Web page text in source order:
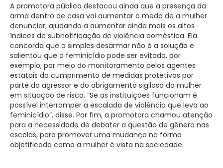
A promotora pública destacou ainda que a presença da
arma dentro de casa vai aumentar o medo de a mulher
denunciar, ajudando a aumentar ainda mais os altos
índices de subnotificação de violência doméstica. Ela
concorda que o simples desarmar não é a solução e
salientou que o feminicídio pode ser evitado, por
exemplo, por meio do monitoramento pelos agentes
estatais do cumprimento de medidas protetivas por
parte do agressor e do abrigamento sigiloso da mulher
em situação de risco. “Se as instituições funcionam é
possível interromper a escalada de violência que leva ao
feminicídio”, disse. Por fim, a promotora chamou atenção
para a necessidade de debater a questão de gênero nas
escolas, para promover uma mudança na forma
objetificada como a mulher é vista na sociedade.